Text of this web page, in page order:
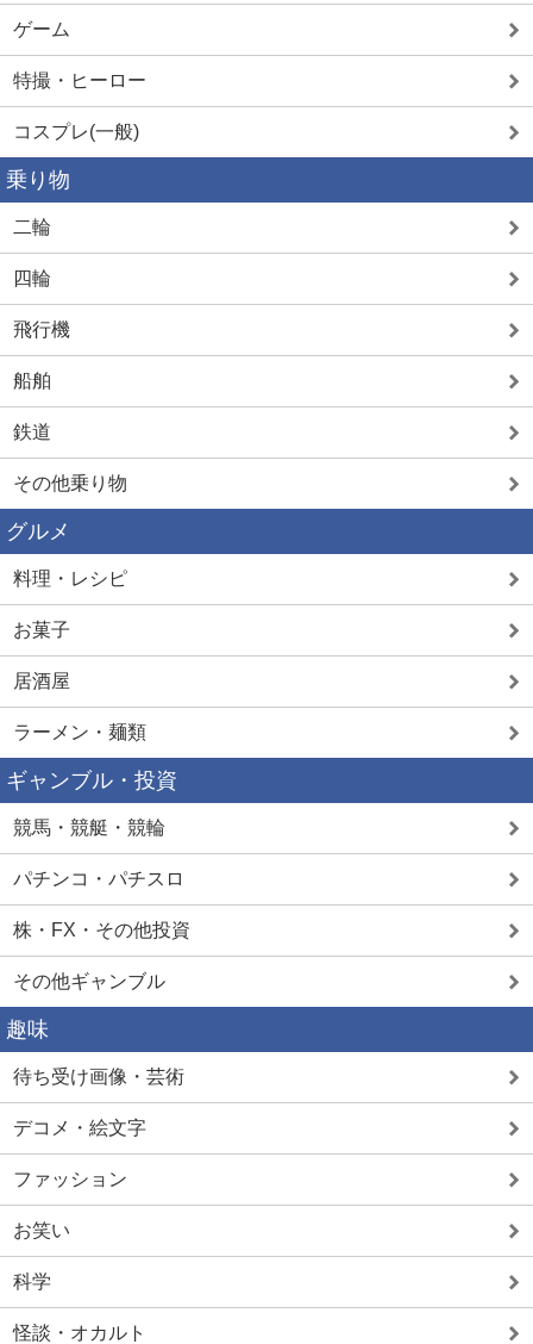
ゲーム
特撮・ヒーロー
コスプレ(一般)
乗り物
二輪
四輪
飛行機
船舶
鉄道
その他乗り物
グルメ
料理・レシピ
お菓子
居酒屋
ラーメン・麺類
ギャンブル・投資
競馬・競艇・競輪
パチンコ・パチスロ
株・FX・その他投資
その他ギャンブル
趣味
待ち受け画像・芸術
デコメ・絵文字
ファッション
お笑い
科学
怪談・オカルト